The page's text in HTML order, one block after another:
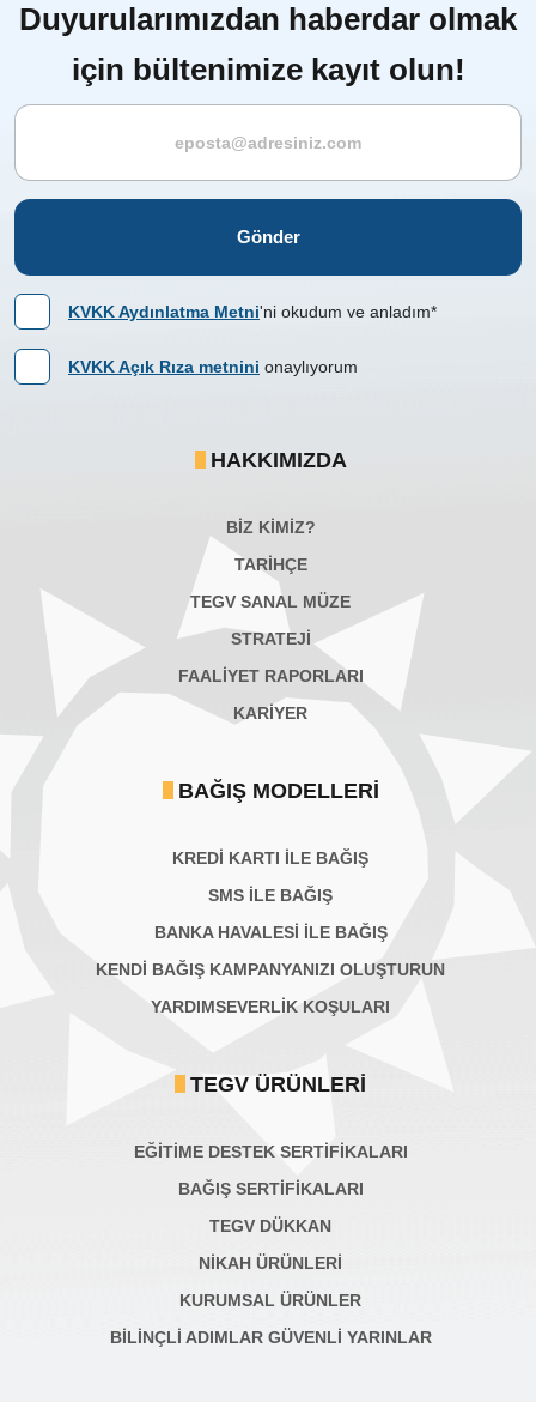
Duyurularımızdan haberdar olmak
için bültenimize kayıt olun!
Gönder
KVKK Aydınlatma Metni'ni okudum ve anladım*
KVKK Açık Rıza metnini onaylıyorum
HAKKIMIZDA
BİZ KİMİZ?
TARİHÇE
TEGV SANAL MÜZE
STRATEJİ
FAALİYET RAPORLARI
KARIYER
BAĞIŞ MODELLERI
KREDİ KARTI İLE BAĞIŞ
SMS İLE BAĞIŞ
BANKA HAVALESİ İLE BAĞIŞ
KENDİ BAĞIŞ KAMPANYANIZI OLUŞTURUN
YARDIMSEVERLİK KOŞULARI
TEGV ÜRÜNLERI
EĞİTİME DESTEK SERTİFİKALARI
BAĞIŞ SERTIFIKALARI
TEGV DÜKKAN
NİKAH ÜRÜNLERİ
KURUMSAL ÜRÜNLER
BILINÇLI ADIMLAR GÜVENLI YARINLAR